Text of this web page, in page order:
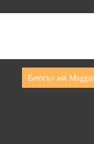
Блогът на Maggie